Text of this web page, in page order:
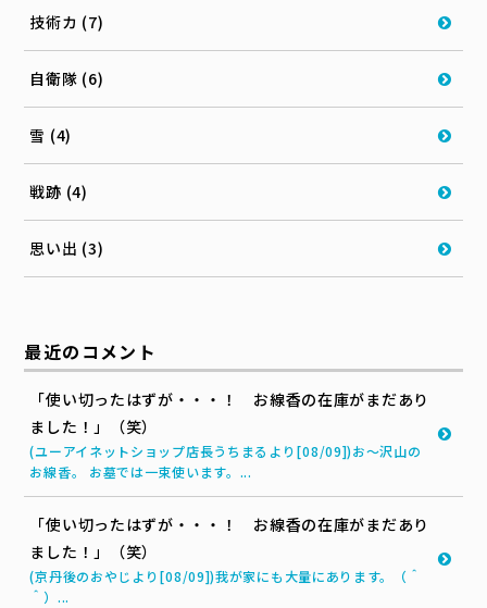
技術カ (7)
自衛隊 (6)
雪 (4)
戦跡 (4)
思い出 (3)
最近のコメント
「使い切ったはずが・・・！ お線香の在庫がまだあり
ました！」（笑）
(ユーアイネットショップ店長うちまるより[08/09])お～沢山の
お線香。 お墓では一束使います。...
「使い切ったはずが・・・！ お線香の在庫がまだあり
ました！」（笑）
(京丹後のおやじより[08/09])我が家にも大量にあります。（＾
＾）...